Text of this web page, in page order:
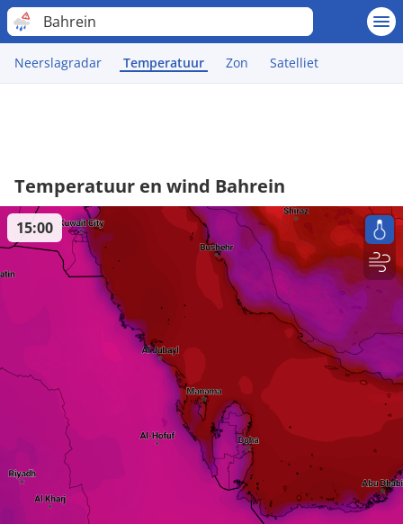
Bahrein
Neerslagradar Temperatuur Zon Satelliet
Temperatuur en wind Bahrein
15:00